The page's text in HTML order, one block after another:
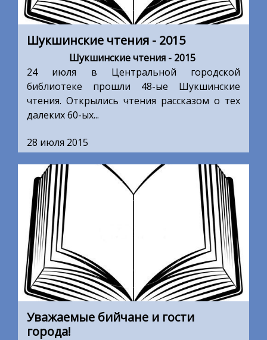
Шукшинские чтения - 2015
Шукшинские чтения - 2015
24 июля в Центральной городской
библиотеке прошли 48-ые Шукшинские
чтения. Открылись чтения рассказом о тех
далеких 60-ых...
28 июля 2015
Уважаемые бийчане и гости
города!